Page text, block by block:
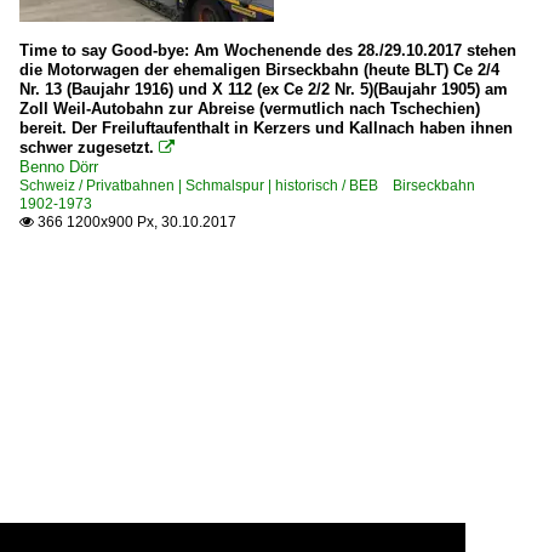
Time to say Good-bye: Am Wochenende des 28./29.10.2017 stehen
die Motorwagen der ehemaligen Birseckbahn (heute BLT) Ce 2/4
Nr. 13 (Baujahr 1916) und X 112 (ex Ce 2/2 Nr. 5)(Baujahr 1905) am
Zoll Weil-Autobahn zur Abreise (vermutlich nach Tschechien)
bereit. Der Freiluftaufenthalt in Kerzers und Kallnach haben ihnen
schwer zugesetzt. 
Benno Dörr
Schweiz / Privatbahnen | Schmalspur | historisch / BEB Birseckbahn
1902-1973
 366 1200x900 Px, 30.10.2017